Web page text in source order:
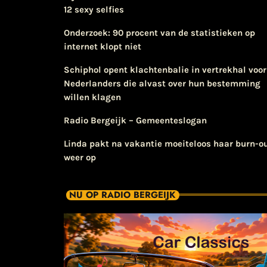
12 sexy selfies
Onderzoek: 90 procent van de statistieken op
internet klopt niet
Schiphol opent klachtenbalie in vertrekhal voor
Nederlanders die alvast over hun bestemming
willen klagen
Radio Bergeijk – Gemeenteslogan
Linda pakt na vakantie moeiteloos haar burn-
weer op
NU OP RADIO BERGEIJK